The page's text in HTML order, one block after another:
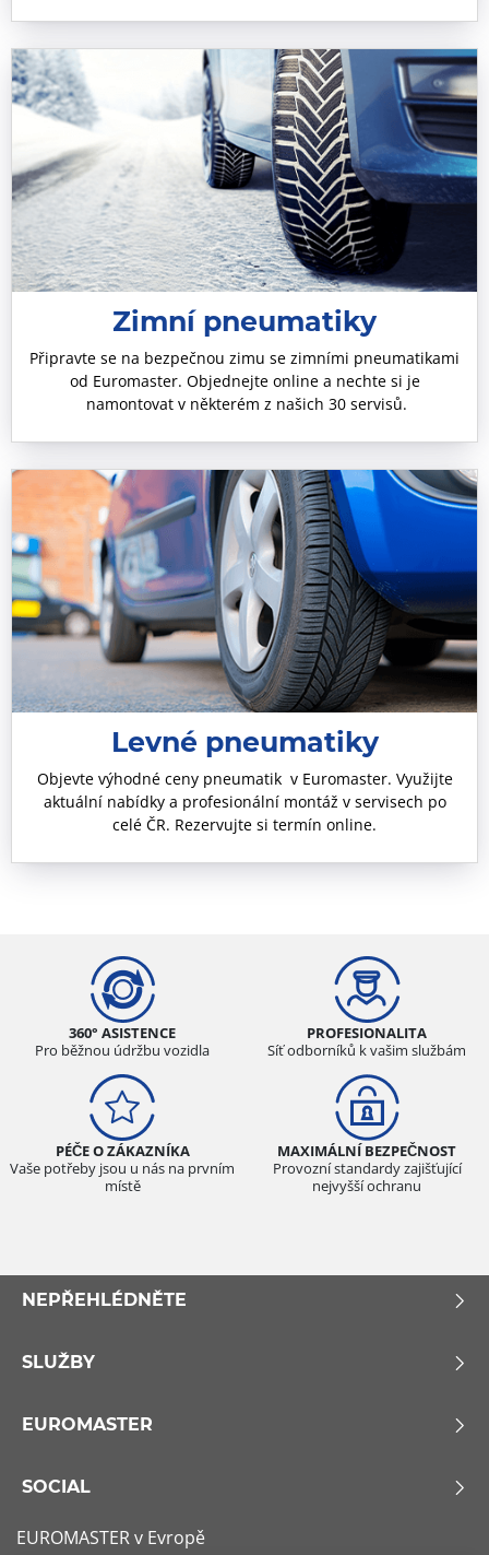
Zimní pneumatiky
Připravte se na bezpečnou zimu se zimními pneumatikami
od Euromaster. Objednejte online a nechte si je
namontovat v některém z našich 30 servisů.
Levné pneumatiky
Objevte výhodné ceny pneumatik v Euromaster. Využijte
aktuální nabídky a profesionální montáž v servisech po
celé ČR. Rezervujte si termín online.
360° ASISTENCE
Pro běžnou údržbu vozidla
PROFESIONALITA
Síť odborníků k vašim službám
PÉČE O ZÁKAZNÍKA
Vaše potřeby jsou u nás na prvním
místě
MAXIMÁLNÍ BEZPEČNOST
Provozní standardy zajišťující
nejvyšší ochranu
NEPŘEHLÉDNĚTE
SLUŽBY
EUROMASTER
SOCIAL
EUROMASTER v Evropě